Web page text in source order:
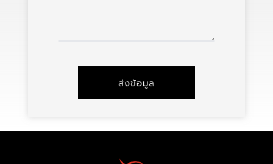
ส่งข้อมูล